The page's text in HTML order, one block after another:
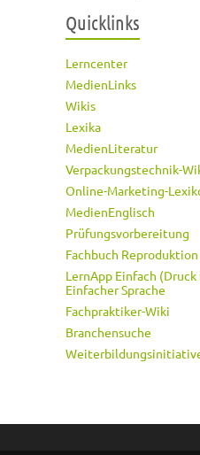
Quicklinks
Lerncenter
MedienLinks
Wikis
Lexika
MedienLiteratur
Verpackungstechnik-
Online-Marketing-
MedienEnglisch
Prüfungsvorbereitung
Fachbuch Reproduktion
LernApp Einfach
Einfacher Sprache
Fachpraktiker-Wiki
Branchensuche